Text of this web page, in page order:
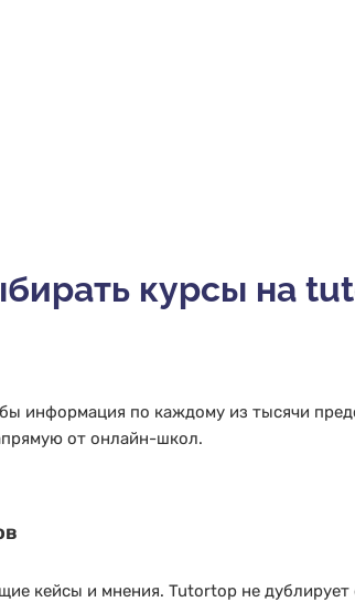
курсы на
информация по каждому из тысячи
от онлайн-школ.
кейсы и мнения. Tutortop не